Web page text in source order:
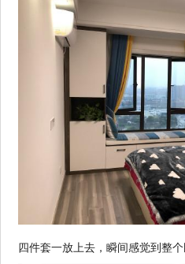
四件套一放上去，瞬间感觉到整个